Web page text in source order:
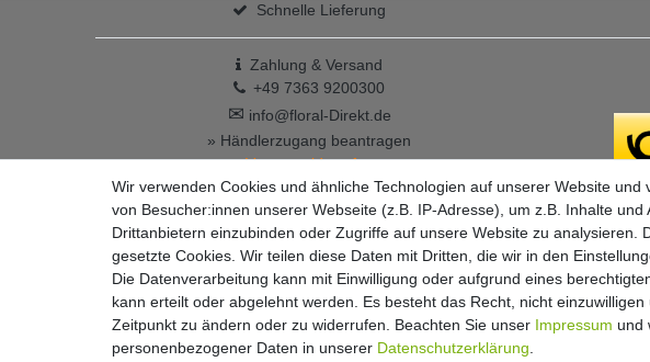
Schnelle Lieferung
Zahlung & Versand
+49 7363 9200300
✉ info@floral-Direkt.de
» Händlerzugang beantragen
Vertrag widerrufen
Widerrufs­recht Widerrufs­formular
Wir verwenden Cookies und ähnliche Technologien auf unserer Website
von Besucher:innen unserer Webseite (z.B. IP-Adresse), um z.B. Inhalte
Drittanbietern einzubinden oder Zugriffe auf unsere Website zu analysieren.
gesetzte Cookies. Wir teilen diese Daten mit Dritten, die wir in den
Die Datenverarbeitung kann mit Einwilligung oder aufgrund eines
kann erteilt oder abgelehnt werden. Es besteht das Recht, nicht
Zeitpunkt zu ändern oder zu widerrufen. Beachten Sie unser Impressum und
personenbezogener Daten in unserer Daten­schutz­erklärung